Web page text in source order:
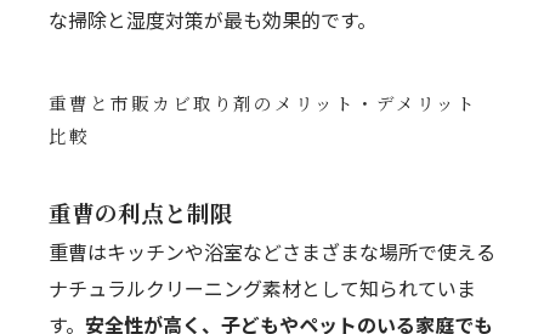
な掃除と湿度対策が最も効果的です。
重曹と市販カビ取り剤のメリット・デメリット
比較
重曹の利点と制限
重曹はキッチンや浴室などさまざまな場所で使える
ナチュラルクリーニング素材として知られていま
す。 安全性が高く、子どもやペットのいる家庭でも